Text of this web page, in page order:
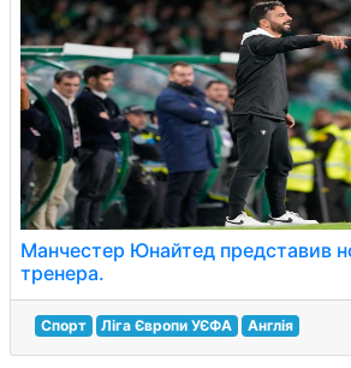
Манчестер Юнайтед представив
тренера.
Спорт Ліга Європи УЄФА Англія